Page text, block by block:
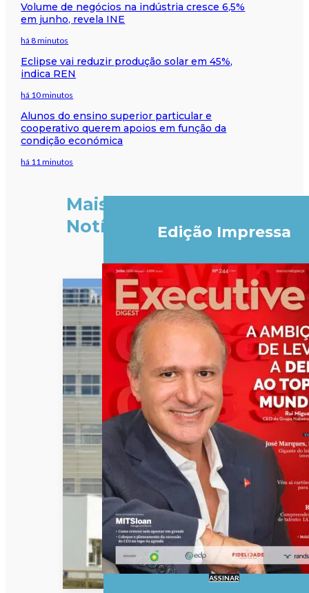
Volume de negócios na indústria cresce 6,5%
em junho, revela INE
há 8 minutos
Eclipse vai reduzir produção solar em 45%,
indica REN
há 10 minutos
Alunos do ensino superior particular e
cooperativo querem apoios em função da
condição económica
há 11 minutos
Mais
Notícias
Edição Impressa
ASSINAR